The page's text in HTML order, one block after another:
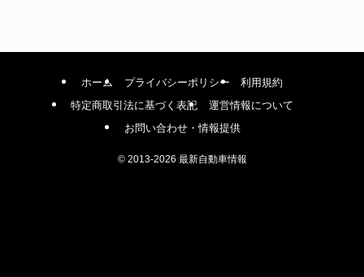
ホーム プライバシーポリシー
利用規約
特定商取引法に基づく表記
運営情報について
お問い合わせ・情報提供
©2013-2026 最新自動車情報